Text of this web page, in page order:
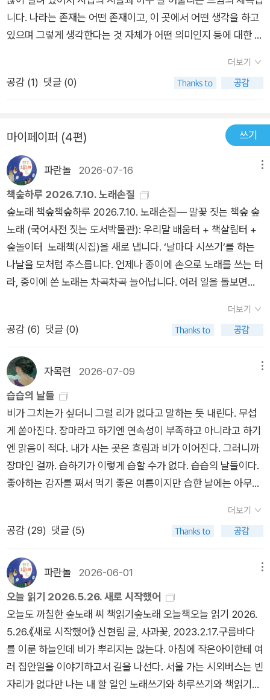
누군가의 삶의 일부가 된다. 그렇게 “너를 만나기 전의 삶으로 다
시는/돌아갈 수 없다는 것을 알게 되는/시간이/나에게 온다”(「샤
기를 택함으로써, 떠도는 말과 혼의 안녕을 빌며 멸종이 아닌 재
시집의 해설을 맡은 문학평론가 소유정의 말처럼, 하재연의 시는
“중심의 언어로는 포섭되지 않는 존재들이 서로를 감지하고 호출
하는 장소”와 “하나로 수렴되지 않는 비동일성 속에서 느슨하고
지속적인 관계를 형성하다 잠시간 마주치고 반가워하는 일”을 그
린다. 알 수 없는 미래에 기대어 ‘너’에게 한 걸음씩 다가가보는
일, 쉼 없이 살아 움직이며 ‘너’를 기다리는 일. 비선형적 시간 속
에서 우리는 만나게 될 것이다. “괜찮아?//한 아이가 물어올 것이
고/그것을 위해/나는 사랑을 하였습니다”(「비인칭 미래 시점의
일」). ■ 시인의 말 당신 안에서 피로써 흘러나온 고통이 하늘로
올라가 눈송이가 되어 내린다. 그 눈이 당신을 솜이불처럼 덮어
리에 대해 생각해본다. 생각의 끝까지 따라가면 없었던 우리가 조
금쯤 있었던 것 같고, 없는 우리가 생겨나고 있는 것도 같다. 없을
우리 뒤에는 무엇이 있는지 모른 채 나는 살아가고 있다. 그렇다
면 가능한 것들은 무엇일까. 만남. 만남들? 건물로 들어온 새 한
마리를 마주쳤다. 있어야 할 세계를 찾지 못해 계속해서 날갯짓하
는 새. 그 뒤를 무한히 쫓으며 창문을 여는 사람. 그리고 날갯짓의
뒤에 남겨진 열린 창문들. 이런 엔딩을 어디선가 본 것 같다. 지의
류는 균류와 조류가 만나 공생하는 생물이라고 한다. 툰드라와 사
막은 물론, 우주 공간에서조차 살아남아 지구로 돌아와 다시 성장
했다는, 1년에 겨우 1밀리미터 남짓 아주 느릿하게 자란다는 이
공생 생물체는 인간 이후의 세계를 떠올리게 한다. 우리의 마음에
는 수시로 구멍이 뚫리고, 거기로 왔다 갔다 하는 바람 소리를 듣
고리를 가로지르는 소리와 비슷하게 들린다. 우리가 살아남을 수
있는 최소한의 조건을 갖춘 상태에서 가장 고통스러운 형태로 존
재하는 것이 바로 우리가 사는 세계라는 한 철학자의 말에서, 나
는 지의류의 성장을 상상한다. 가장 혹독한 곳에서 가장 느리게
그리고 함께 생장하기. 창밖에 비가 내리고 있다. 우주의 구멍에
서 흘러내리듯이. 그 비가 당신의 검게 열린 눈으로 흘러 들어갈
것이다.
로 변주됩니다. 시인은 인간을 완벽한 주체로 보지 않습니다. 대
신 시간의 흐름 속에 마모되고, 기억의 왜곡 속에 흔들리며, 타인
과의 완전한 소통에 실패하는 불완전한 존재로 그립니다. 우리가
‘나’라고 믿는 존재는 결국 과거의 파편들과 타인이 남긴 흔적들
의 조합일지도 모릅니다. 시집을 읽다 보면, 내가 딛고 서 있는 현
무주의에 그치지 않는 이유는 시인이 그 환상의 상태를 외면하지
않고 끝까지 응시하기 때문입니다. 비록 인간이 환상에 불과할지
라도, 사라져가는 것들을 기억하려는 마음, 닿지 않을 곳을 향해
말을 건네는 행위 자체가 역설적으로 우리가 인간임을 증명하는
고유한 방식이라는 생각이 들었습니다. 존재의 유한함과 소멸을
인정하는 것에서부터 진짜 성찰이 시작되는 셈입니다.​인간이라
는 환상은 바쁘게 흘러가는 일상 속에서 잠시 걸음을 멈추게 만드
는 시집입니다. 명확한 답을 내려주기보다, 내 안에 존재하는 낯
선 고독과 마주할 용기를 줍니다. 내가 가진 온기와 내가 겪은 상
실의 의미를 다시금 돌아보게 만들며, 책을 덮은 후에도 서늘하고
니다. 나라는 존재는 어떤 존재이고, 이 곳에서 어떤 생각을 하고
있으며 그렇게 생각한다는 것 자체가 어떤 의미인지 등에 대한 여
씩 조곤조곤 들려주듯이 풀어내고 있습니다.이 시집에서 특히 기
억에 남는 점은, 내용 자체만 놓고 보면 관념적이거나 철학적인
주제에서 다룰 법한 내용이 상당히 나오는데도 마치 어느새 일상
에서 누구나 생각할 법한 이야기처럼 느껴지게 된다는 것입니다.
그리고 국어사전 없이 시집의 모든 시를 단어 하나까지도 모두 이
해하며 읽을 수 있을 정도로 쉽고 일상적이고 평범한 단어들로만
구성되어 있는데도 불구하고, 그런 시어들로 시 특유의 운율과 리
듬감이 느껴지는 듯한 시로 빚어낸 듯한 느낌을 만들어내고 있는
점 역시 독특하면서도 인상적입니다. 모든 시를 한 편씩 읽어나가
는 것 자체가 여운이 남는 경험처럼 느껴지게 되는 시집이라고 생
각합니다.
더보기
공감 (1) 댓글 (0)
마이페이퍼 (4편) 쓰기
파란놀 2026-07-16
책숲하루 2026.7.10. 노래손질
숲노래 책숲책숲하루 2026.7.10. 노래손질― 말꽃 짓는 책숲 숲
노래 (국어사전 짓는 도서박물관): 우리말 배움터 + 책살림터 +
숲놀이터 노래책(시집)을 새로 냅니다. ‘날마다 시쓰기’를 하는
나날을 모처럼 추스릅니다. 언제나 종이에 손으로 노래를 쓰는 터
라, 종이에 쓴 노래는 차곡차곡 늘어납니다. 여러 일을 돌보면서
못 하다시피) 합니다. 모처럼 ‘누리글로 옮기기’를 하기까지 여섯
달 즈음 들였습니다. 이런 뒤에는 고치고 손질하고 다듬느라 다시
여섯 달을 보냈습니다. 마침내 펴냄터로 보내어 판에 앉힌 뒤에
는, 서로 돌려읽기를 자꾸자꾸 하면서 새삼스레 고치고 손질하고
다듬었습니다. 여느 글책이 아닌 노래책을 낼 적에도 ‘펴냄지
기’하고 글손질을 새롭게 합니다. 지은이(작가)는 틀림없이 한 사
람이되, 첫 읽님(독자)이자 “가장 가까이에서 오래도록 들여다보
는 읽님(최고독자)”이 바로 펴냄지기입니다. 어느 글을 책으로
묶든 펴냄지기가 들려주는 곳을 되짚고 되새기면서 손볼 노릇이
라고 여깁니다. 못 고칠 글이란 없습니다. 손질을 안 할 까닭이 있
는 글도 없습니다. 손질할수록 한결 빛나면서 새롭게 피어날 글입
니다. 우리가 누리는 모든 살림살이는 ‘손질’을 하기에 오래오래
건사합니다. 우리가 품는 모든 살림살이는 ‘손끝’이 닿기에 언제
손을 대기에 피어납니다. 마치 꽃가루받이를 하듯 ‘손길’이 어리
면서 꽃으로 피어나는 첫길을 여는 ‘글꾸러미(원고)’입니다. 어
느 분은 ‘작품’을 내놓을 수 있습니다. 저는 여태껏 ‘작품’을 내놓
지 않습니다. 저는 언제나 ‘손살림’을 내놓습니다. 제가 손수 살아
낸 하루를 글로 옮기고, 어느 날 문득 꾸러미를 추스르면서 ‘지난
손길’을 되새기면서 가다듬습니다. 이윽고 책이라는 종이묶음으
로 선보여서 이웃님과 나눌 적에는 ‘새손길’이 닿아서 피어나기를
바라는 마음입니다. 새로 태어날 노래책(시집)은 ‘작품·문학작
더보기
공감 (6) 댓글 (0)
자목련 2026-07-09
습습의 날들
​비가 그치는가 싶더니 그럴 리가 없다고 말하는 듯 내린다. 무섭
게 쏟아진다. 장마라고 하기엔 연속성이 부족하고 아니라고 하기
엔 맑음이 적다. 내가 사는 곳은 흐림과 비가 이어진다. 그러니까
장마인 걸까. 습하기가 이렇게 습할 수가 없다. ​습습의 날들이다.
좋아하는 감자를 쪄서 먹기 좋은 여름이지만 습한 날에는 아무것
는 사람은 다 알겠지만 수박 써는 일은 번거롭고 귀찮은 일이다.
내가 수박을 좋아하지 않는다는 말이기도 하다. 수박을 싫어하는
건 아니지만 수박을 썰어서 먹을 정도로 좋아하지 않는 것이다.
그 대신 친구가 보낸 황도 복숭아를 맛있게 먹는다. 한 입 베어 물
면 복숭아 형태가 완전히 사라지는 단맛이다. 친구는 내게 복숭아
를 주문하면서 자신을 위해서는 백도를 주문했다고 했다. 황도보
다 단단할 백도의 맛도 궁금하다. ​책을 샀다. 아, 자꾸 책을 산다.
지난번 박솔뫼의 짧은 소설을 샀는데 블랑카 님이 단편집 『영릉
에서』에 수록된 단편이 좋다고 해서 그 단편이 궁금해서 샀다. 좋
아하는 시인 하재연의 신간시집 『인간이라는 환상처럼』, 산문과
시가 모두 좋다는 고명재의 시집도 한 권 샀다. 『어깨에 머리를 기
더보기
공감 (29) 댓글 (5)
파란놀 2026-06-01
오늘 읽기 2026.5.26. 새로 시작했어
오늘도 까칠한 숲노래 씨 책읽기숲노래 오늘책오늘 읽기 2026.
5.26.《새로 시작했어》 신현림 글, 사과꽃, 2023.2.17.구름바다
를 이룬 하늘인데 비가 뿌리지는 않는다. 아침에 작은아이한테 여
러 집안일을 이야기하고서 길을 나선다. 서울 가는 시외버스는 빈
자리가 없다만 나는 내 할 일인 노래쓰기와 하루쓰기와 책읽기를